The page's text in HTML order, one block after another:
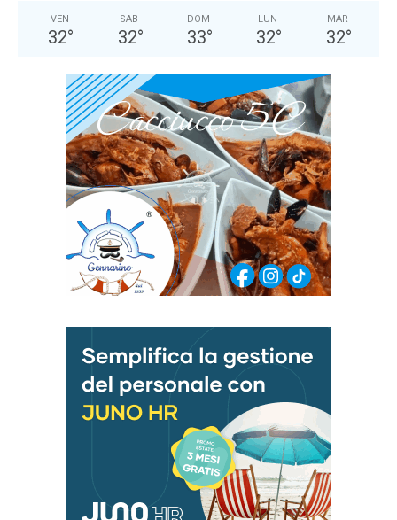
VEN
32°
SAB
32°
DOM
33°
LUN
32°
MAR
32°